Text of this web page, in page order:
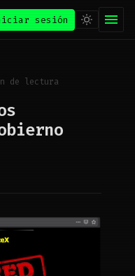
sesión
de lectura